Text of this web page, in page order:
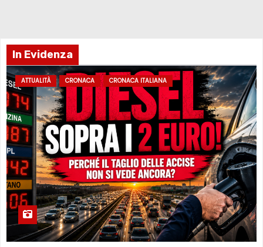
In Evidenza
ATTUALITÀ CRONACA CRONACA ITALIANA